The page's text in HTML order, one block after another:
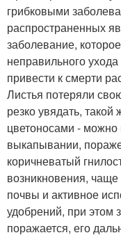
грибковыми
распространенных
заболевание,
неправильного
привести к смерти
Листья потеряли
резко увядать,
цветоносами - можно
выкапывании,
коричневатый
возникновения,
почвы и активное
удобрений, при этом
поражается, его